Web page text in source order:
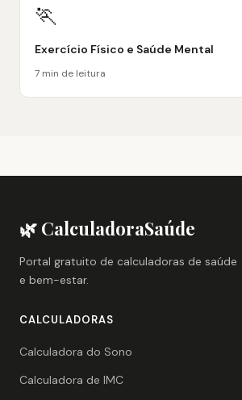
🏃
Exercício Físico e Saúde Mental
7 min de leitura
🌿 CalculadoraSaúde
Portal gratuito de calculadoras de saúde
e bem-estar.
CALCULADORAS
Calculadora do Sono
Calculadora de IMC